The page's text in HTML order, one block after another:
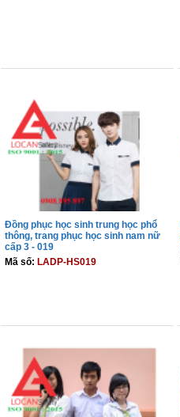
Đồng phục học sinh trung học phổ
thông, trang phục học sinh nam nữ
cấp 3 - 019
Mã số: LADP-HS019